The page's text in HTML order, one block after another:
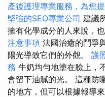
產後護理專業服務，為您
堅強的SEO專業公司 建議
擁有化學成分的人來說，
注意事項 法國治癒的鬥爭
陽光導致它們的外觀。 護
務 牛奶均勻地塗在臉上，
會留下油膩的光。 這種防
的地方，但可以根據報導